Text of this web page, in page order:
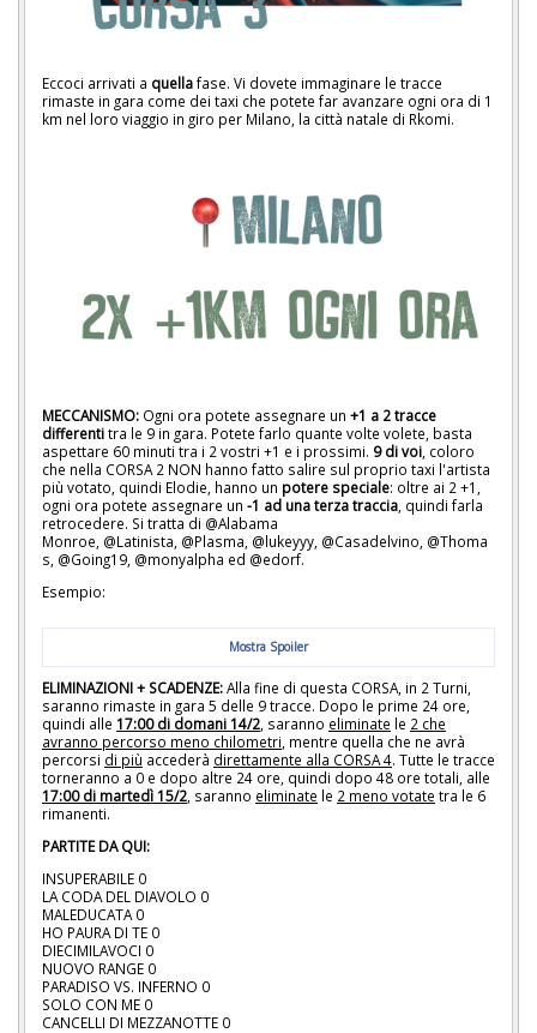
Eccoci arrivati a quellafase. Vi dovete immaginare le tracce
rimaste in gara come dei taxi che potete far avanzare ogni ora di 1
km nel loro viaggio in giro per Milano, la città natale di Rkomi.
MECCANISMO: Ogni ora potete assegnare un +1 a 2 tracce
differentitra le 9 in gara. Potete farlo quante volte volete, basta
aspettare 60 minuti tra i 2 vostri +1 e i prossimi. 9 di voi, coloro
che nella CORSA 2 NON hanno fatto salire sul proprio taxi l'artista
più votato, quindi Elodie, hanno un potere speciale: oltre ai 2 +1,
ogni ora potete assegnare un -1 ad una terza traccia, quindi farla
retrocedere. Si tratta di @Alabama
Monroe, @Latinista, @Plasma, @lukeyyy, @Casadelvino, @Thoma
s, @Going19, @monyalpha ed @edorf.
Esempio:
Mostra Spoiler
ELIMINAZIONI + SCADENZE:Alla fine di questa CORSA, in 2 Turni,
saranno rimaste in gara 5 delle 9 tracce. Dopo le prime 24 ore,
quindi alle 17:00 di domani 14/2 , saranno eliminate le 2 che
avranno percorso meno chilometri , mentre quella che ne avrà
percorsi di più accederà direttamente alla CORSA 4. Tutte le tracce
torneranno a 0 e dopo altre 24 ore, quindi dopo 48 ore totali, alle
17:00 di martedì 15/2 , saranno eliminate le 2 meno votate tra le 6
rimanenti.
PARTITE DA QUI:
INSUPERABILE 0
LA CODA DEL DIAVOLO 0
MALEDUCATA 0
HO PAURA DI TE 0
DIECIMILAVOCI 0
NUOVO RANGE 0
PARADISO VS. INFERNO 0
SOLO CON ME 0
CANCELLI DI MEZZANOTTE 0